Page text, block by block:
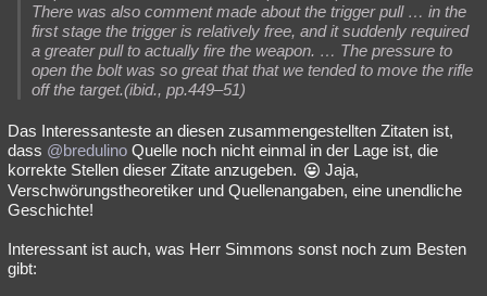
There was also comment made about the trigger pull … in the
first stage the trigger is relatively free, and it suddenly required
a greater pull to actually fire the weapon. … The pressure to
open the bolt was so great that that we tended to move the rifle
off the target.(ibid., pp.449–51)
Das Interessanteste an diesen zusammengestellten Zitaten ist,
dass @bredulino Quelle noch nicht einmal in der Lage ist, die
korrekte Stellen dieser Zitate anzugeben.
Jaja,
Verschwörungstheoretiker und Quellenangaben, eine unendliche
Geschichte!
Interessant ist auch, was Herr Simmons sonst noch zum Besten
gibt: